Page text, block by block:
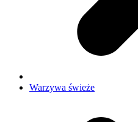
Warzywa świeże